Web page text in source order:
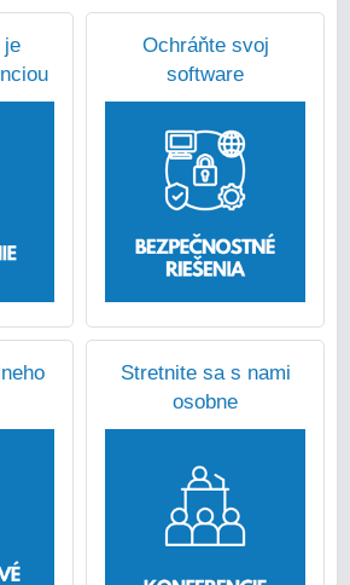
je
Ochráňte svoj
software
Stretnite sa s nami
osobne